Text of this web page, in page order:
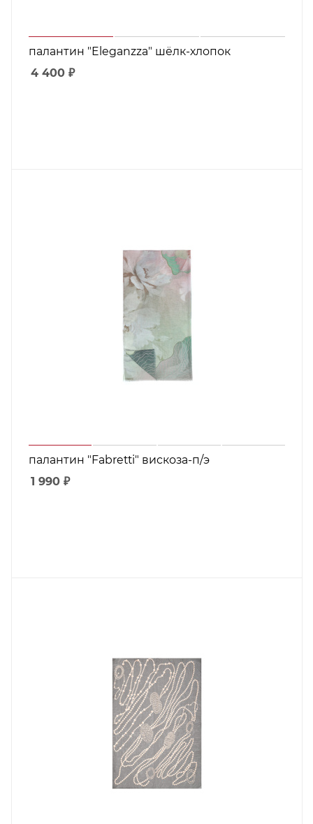
палантин "Eleganzza" шёлк-хлопок
4 400 ₽
палантин "Fabretti" вискоза-п/э
1 990 ₽